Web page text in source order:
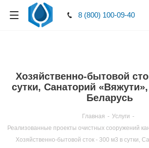
8 (800) 100-09-40
Хозяйственно-бытовой
сутки, Санаторий
Беларусь
Главная - Услуги -
Реализованные проекты очистных сооружений
Хозяйственно-бытовой сток - 300 м3 в сутки,